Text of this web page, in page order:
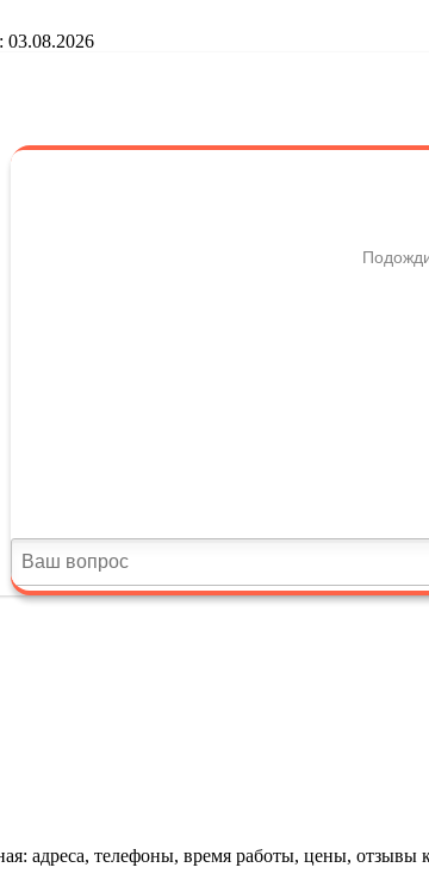
03.08.2026
адреса, телефоны, время работы, цены, отзывы